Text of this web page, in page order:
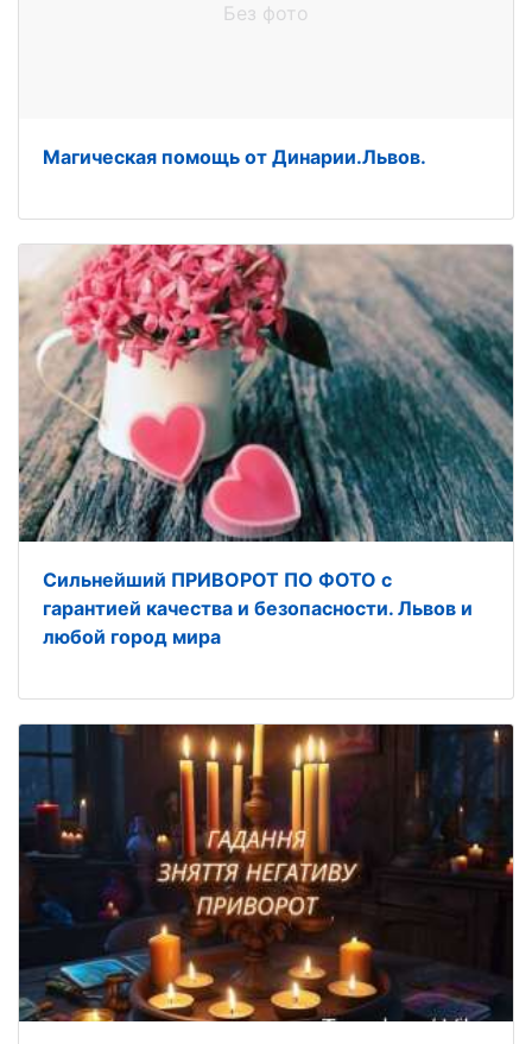
Без фото
Магическая помощь от Динарии.Львов.
Сильнейший ПРИВОРОТ ПО ФОТО с
гарантией качества и безопасности. Львов и
любой город мира